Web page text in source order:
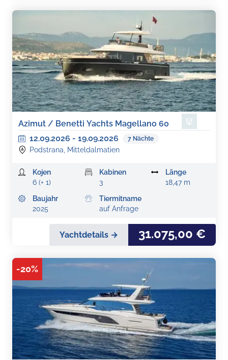
Azimut / Benetti Yachts Magellano 60
12.09.2026 - 19.09.2026 7 Nächte
Podstrana, Mitteldalmatien
Kojen
6 (+ 1)
Kabinen
3
Länge
18,47 m
Baujahr
2025
Tiermitname
auf Anfrage
Yachtdetails → 31.075,00 €
-20%